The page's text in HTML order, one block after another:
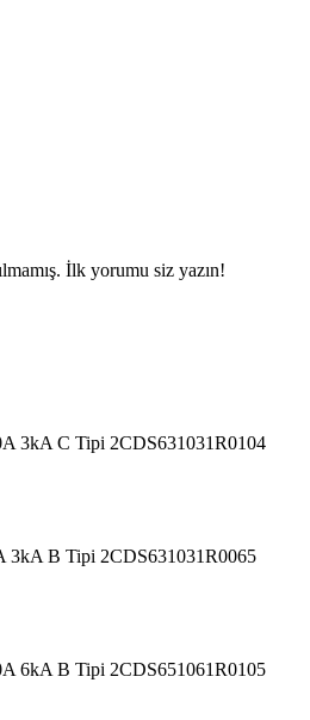
İlk yorumu siz yazın!
3kA C Tipi 2CDS631031R0104
3kA B Tipi 2CDS631031R0065
6kA B Tipi 2CDS651061R0105